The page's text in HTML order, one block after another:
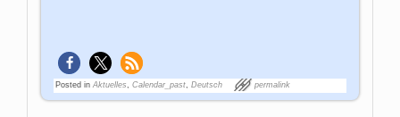
Posted in Aktuelles ,Calendar_past ,Deutsch permalink